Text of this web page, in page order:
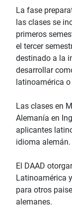
La fase
las clases se
primeros
el tercer
destinado a la
desarrollar
latinoamérica
Las clases en
Alemanía en
aplicantes
idioma alemán.
El DAAD
Latinoamérica
para otros
alemanes.